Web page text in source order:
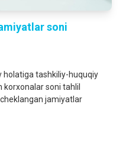
soni
holatiga tashkiliy-huquqiy
korxonalar soni tahlil
jamiyatlar